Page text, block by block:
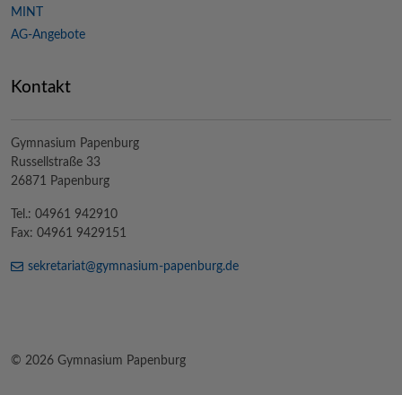
MINT
AG-Angebote
Kontakt
Gymnasium Papenburg
Russellstraße 33
26871 Papenburg
Tel.: 04961 942910
Fax: 04961 9429151
sekretariat@gymnasium-papenburg.de
© 2026 Gymnasium Papenburg